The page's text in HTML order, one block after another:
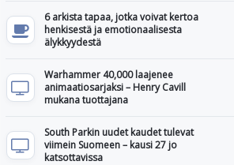
6 arkista tapaa, jotka voivat kertoa
henkisestä ja emotionaalisesta
älykkyydestä
Warhammer 40,000 laajenee
animaatiosarjaksi – Henry Cavill
mukana tuottajana
South Parkin uudet kaudet tulevat
viimein Suomeen – kausi 27 jo
katsottavissa